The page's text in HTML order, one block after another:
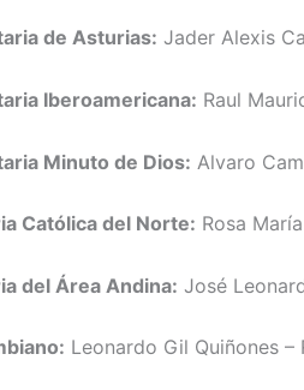
de Asturias: Jader Alexis
Iberoamericana: Raul
Minuto de Dios: Alvaro
Católica del Norte: Rosa
del Área Andina: José
Leonardo Gil Quiñones –